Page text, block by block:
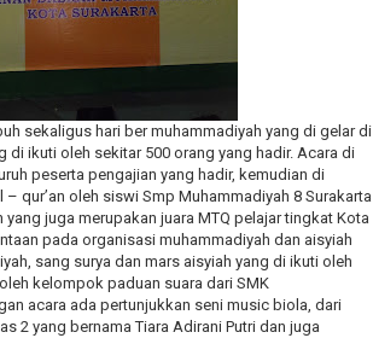
sekaligus hari ber muhammadiyah yang di gelar di
di ikuti oleh sekitar 500 orang yang hadir. Acara di
peserta pengajian yang hadir, kemudian di
qur’an oleh siswi Smp Muhammadiyah 8 Surakarta
juga merupakan juara MTQ pelajar tingkat Kota
pada organisasi muhammadiyah dan aisyiah
sang surya dan mars aisyiah yang di ikuti oleh
kelompok paduan suara dari SMK
acara ada pertunjukkan seni music biola, dari
2 yang bernama Tiara Adirani Putri dan juga